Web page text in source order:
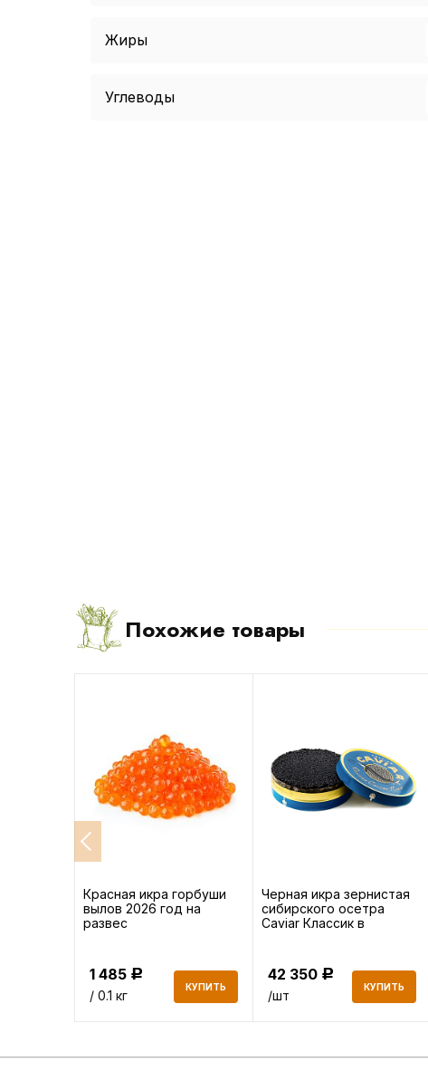
Жиры
Углеводы
Похожие товары
Красная икра горбуши
вылов 2026 год на
развес
1 485 Р
/ 0.1 кг
КУПИТЬ
Черная икра зернистая
сибирского осетра
Caviar Классик в
42 350 Р
/шт
КУПИТЬ